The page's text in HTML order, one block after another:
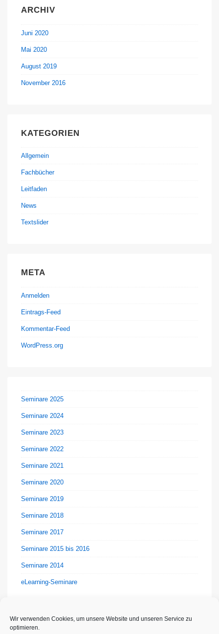
Wir verwenden Cookies, um unsere Website und unseren Service zu
optimieren.
ARCHIV
Juni 2020
Mai 2020
August 2019
November 2016
KATEGORIEN
Allgemein
Fachbücher
Leitfaden
News
Textslider
META
Anmelden
Eintrags-Feed
Kommentar-Feed
WordPress.org
Seminare 2025
Seminare 2024
Seminare 2023
Seminare 2022
Seminare 2021
Seminare 2020
Seminare 2019
Seminare 2018
Seminare 2017
Seminare 2015 bis 2016
Seminare 2014
eLearning-Seminare